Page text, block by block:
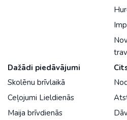
Dažādi piedāvājumi
Skolēnu brīvlaikā
Ceļojumi Lieldienās
Maija brīvdienās